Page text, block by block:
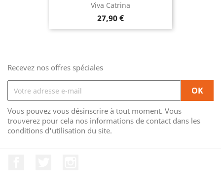
Viva Catrina
Prix
27,90 €
Recevez nos offres spéciales
Vous pouvez vous désinscrire à tout moment. Vous
trouverez pour cela nos informations de contact dans les
conditions d'utilisation du site.